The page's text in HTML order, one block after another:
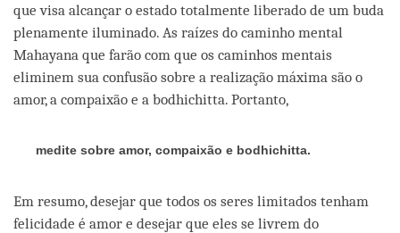
que visa alcançar o estado totalmente liberado de um buda
plenamente iluminado. As raízes do caminho mental
Mahayana que farão com que os caminhos mentais
eliminem sua confusão sobre a realização máxima são o
amor, a compaixão e a bodhichitta. Portanto,
medite sobre amor, compaixão e bodhichitta.
Em resumo, desejar que todos os seres limitados tenham
felicidade é amor e desejar que eles se livrem do